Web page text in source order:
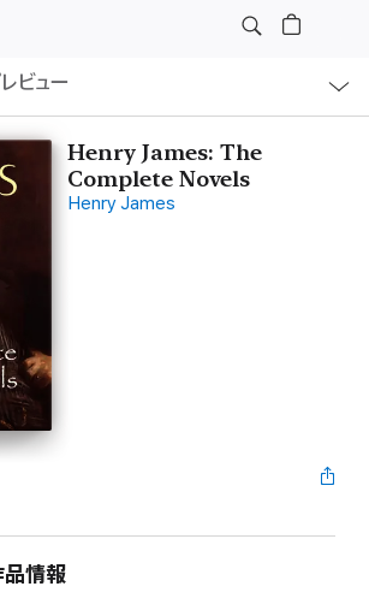
ビュー
Henry James: The
Complete Novels
Henry James
情報